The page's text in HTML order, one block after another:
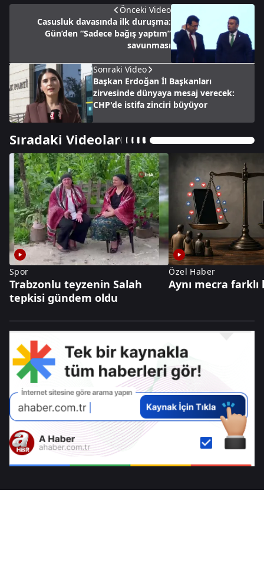
Önceki Video
Casusluk davasında ilk duruşma:
Gün’den “Sadece bağış yaptım”
savunması
Sonraki Video
Başkan Erdoğan İl Başkanları
zirvesinde dünyaya mesaj verecek:
CHP'de istifa zinciri büyüyor
Sıradaki Videolar
Spor
Trabzonlu teyzenin Salah
tepkisi gündem oldu
Özel Haber
Aynı mecra